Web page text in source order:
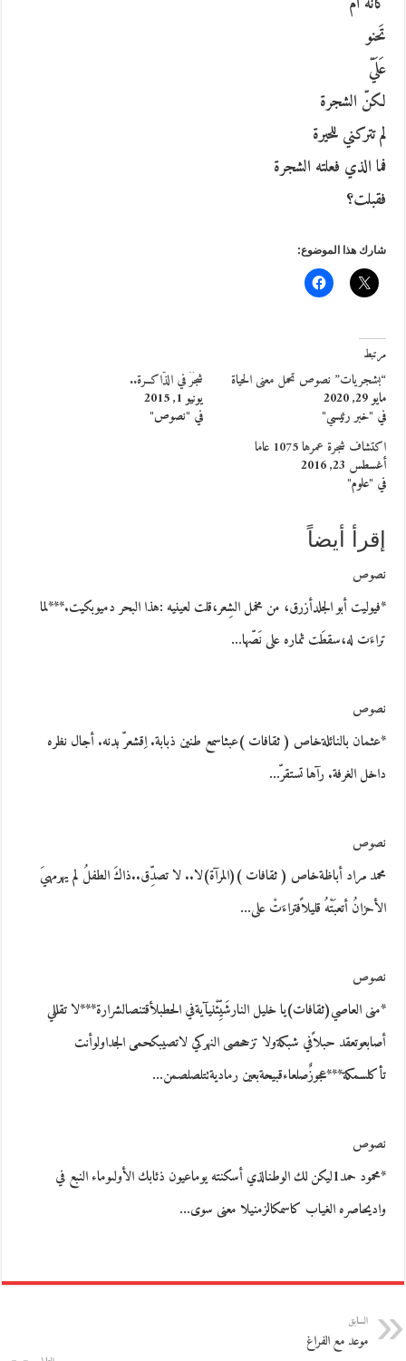
تَحنو
عَلَيّ
لكنّ الشجرة
لم تتركني للحيرة
فما الذي فعلته الشجرة
فقبلت؟
شارك هذا الموضوع:
مرتبط
“بشجريات” نصوص تحمل معنى الحياة
مايو 29, 2020
في "خبر رئيسي"
شجَرٌ في الذَّاكــرة..
يونيو 1, 2015
في "نصوص"
اكتشاف شجرة عمرها 1075 عاما
أغسطس 23, 2016
في "علوم"
إقرأ أيضاً
نصوص
*فيوليت أبو الجلدأزرق، من مخمل الشِعر،قلت لعينيه :هذا البحر دميوبكيت.***لما
تراءَت له،سقطَت ثماره على نَصّها…
نصوص
*عثمان بالنائلةخاص ( ثقافات )عبثاسمع طنين ذبابة. اِقشعرّ بدنه. أجال نظره
داخل الغرفة. رآها تستقرّ…
نصوص
محمد مراد أباظةخاص ( ثقافات )(المرآة)لا.. لا تصدِّق..ذاكَ الطفلُ لم يهرمهيَ
الأحزانُ أتعبَتْهُ قليلاًفتراءَتْ على…
نصوص
*منى العاصي(ثقافات)يا خليل النارشَيِّئْنيآيةفي الحطبلأقتنصالشرارة***لا تقللي
أصابعوتعقد حبلاًفي شبكةولا تزححصى النهركي لاتصيبكحمى الجداولوأنت
تأكلسمكة***عجوزٌصلعاءقبيحةبعين رماديةتتلصلصمن…
نصوص
*محمود حمد1ليكن لك الوطنالذي أسكنته يوماعيون ذئابك الأولىوماء النبع في
واديحاصره الغياب كاسمكالزمنيلا معنى سوى…
السابق
موعد مع الفراغ